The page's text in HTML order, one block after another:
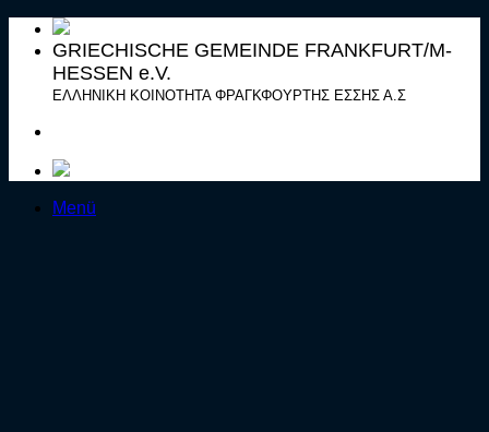
Zum
Inhalt
springen
GRIECHISCHE GEMEINDE FRANKFURT/M-
HESSEN e.V.
ΕΛΛΗΝΙΚΗ ΚΟΙΝΟΤΗΤΑ ΦΡΑΓΚΦΟΥΡΤΗΣ ΕΣΣΗΣ Α.Σ
Menü